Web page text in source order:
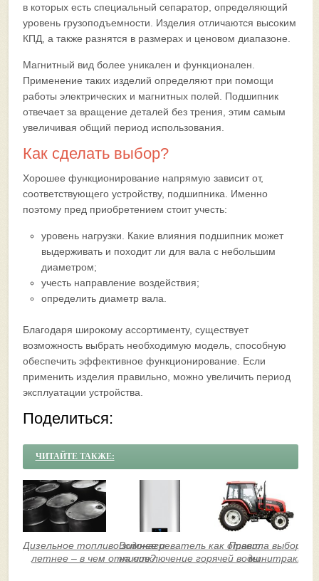
в которых есть специальный сепаратор, определяющий
уровень грузоподъемности. Изделия отличаются высоким
КПД, а также разнятся в размерах и ценовом диапазоне.
Магнитный вид более уникален и функционален.
Применение таких изделий определяют при помощи
работы электрических и магнитных полей. Подшипник
отвечает за вращение деталей без трения, этим самым
увеличивая общий период использования.
Как сделать выбор?
Хорошее функционирование напрямую зависит от,
соответствующего устройству, подшипника. Именно
поэтому пред приобретением стоит учесть:
уровень нагрузки. Какие влияния подшипник может
выдерживать и походит ли для вала с небольшим
диаметром;
учесть направление воздействия;
определить диаметр вала.
Благодаря широкому ассортименту, существует
возможность выбрать необходимую модель, способную
обеспечить эффективное функционирование. Если
применить изделия правильно, можно увеличить период
эксплуатации устройства.
Поделиться:
ЧИТАЙТЕ ТАКЖЕ:
Дизельное топливо зимнее и
летнее – в чем отличие?
Водонагреватель как ответ
на отключение горячей воды
Правила выбора